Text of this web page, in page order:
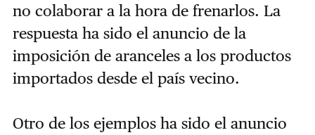
no colaborar a la hora de frenarlos. La
respuesta ha sido el anuncio de la
imposición de aranceles a los productos
importados desde el país vecino.
Otro de los ejemplos ha sido el anuncio